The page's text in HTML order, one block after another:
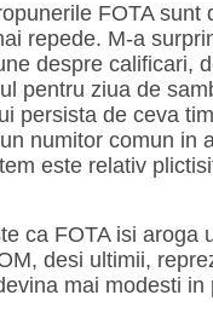
FOTA sunt
repede. M-a
despre calificari,
pentru ziua de
persista de ceva
numitor comun in
este relativ
ca FOTA isi aroga
desi ultimii,
mai modesti